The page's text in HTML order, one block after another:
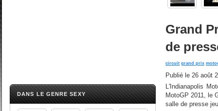
DANS LE GENRE SEXY
Grand
de
circuit grand prix
Publié le 26 août
L'Indianapolis
MotoGP 2011, le
salle de presse